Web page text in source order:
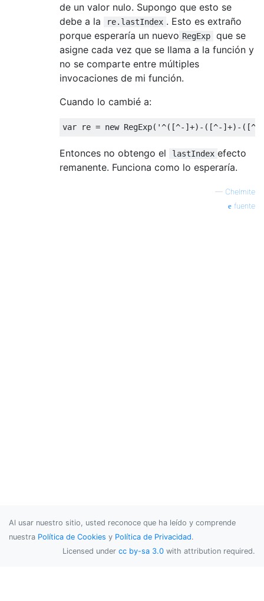
de un valor nulo. Supongo que esto se
debe a la
re.lastIndex . Esto es extraño
porque esperaría un nuevo RegExp
que se
asigne cada vez que se llama a la función y
no se comparte entre múltiples
invocaciones de mi función.
Cuando lo cambié a:
var re = new RegExp( '^([^-]+)-([^-]+)-([^-
Entonces no obtengo el lastIndex efecto
remanente. Funciona como lo esperaría.
— Chelmite
fuente
Al usar nuestro sitio, usted reconoce que ha leído y comprende
nuestra Política de Cookies y Política de Privacidad.
Licensed under cc by-sa 3.0 with attribution required.